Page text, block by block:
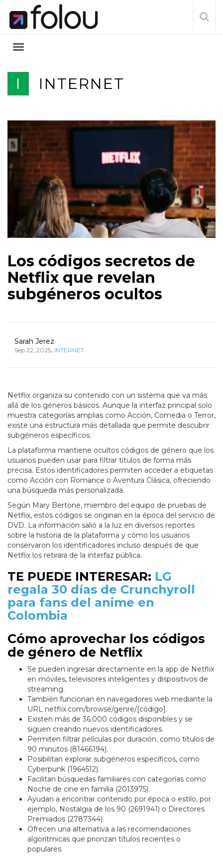
I INTERNET
Los códigos secretos de
Netflix que revelan
subgéneros ocultos
Sarah Jerez
Sep 22, 2025, INTERNET
Netflix organiza su contenido con un sistema que va más
allá de los géneros básicos. Aunque la interfaz principal solo
muestra categorías amplias como Acción, Comedia o Terror,
existe una estructura más detallada que permite descubrir
subgéneros específicos.
La plataforma mantiene ocultos códigos de género que los
usuarios pueden usar para filtrar títulos de forma más
precisa. Estos identificadores permiten acceder a etiquetas
como Acción con Romance o Aventura Clásica, ofreciendo
una búsqueda más personalizada.
Según Mary Bertone, miembro del equipo de pruebas de
Netflix, estos códigos se originan en la época del servicio de
DVD. La información salió a la luz en diversos reportes
sobre la historia de la plataforma y cómo los usuarios
conservaron los identificadores incluso después de que
Netflix los retirara de la interfaz pública.
TE PUEDE INTERESAR: LG
regala 30 días de Crunchyroll
para fans del anime en
Colombia
Cómo aprovechar los códigos
de género de Netflix
Se pueden ingresar directamente en la app de Netflix
en móviles, televisores inteligentes y dispositivos de
streaming.
También funcionan en navegadores web mediante la
URL netflix.com/browse/genre/[código].
Existen más de 36.000 códigos disponibles y se
siguen creando nuevos identificadores.
Permiten filtrar películas por duración, como títulos de
90 minutos (81466194).
Posibilitan explorar subgéneros específicos, como
Cyberpunk (1964512).
Facilitan búsquedas familiares con categorías como
Noche de cine en familia (2013975).
Ayudan a encontrar contenido por época o estilo, por
ejemplo, Nostalgia de los 90 (2691941) o Directores
Premiados (2787344).
Ofrecen una alternativa a las recomendaciones
algorítmicas que priorizan títulos recientes o
populares.